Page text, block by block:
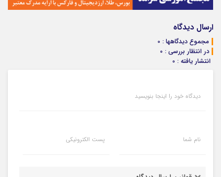
ارسال دیدگاه
مجموع دیدگاهها : 0
در انتظار بررسی : 0
انتشار یافته : 0
دیدگاه خود را اینجا بنویسید
نام شما پست الکترونیکی